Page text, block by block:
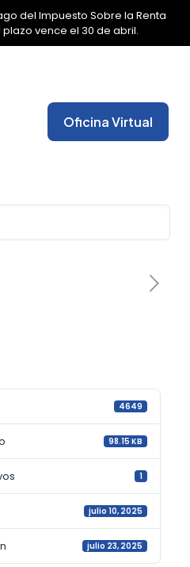
del Impuesto Sobre la Renta
vence el 30 de abril.
✕
Oficina Virtual
4649
98.15 KB
1
julio 10, 2025
julio 23, 2025